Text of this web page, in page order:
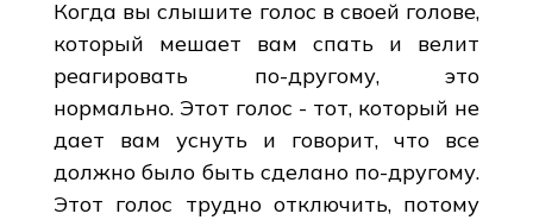
Когда вы слышите голос в своей голове,
который мешает вам спать и велит
реагировать по-другому, это
нормально. Этот голос - тот, который не
дает вам уснуть и говорит, что все
должно было быть сделано по-другому.
Этот голос трудно отключить, потому